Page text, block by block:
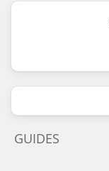
GUIDES